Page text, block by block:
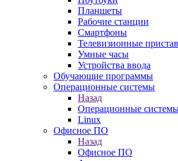
Планшеты
Рабочие станции
Смартфоны
Телевизионные
Умные часы
Устройства ввода
Обучающие программы
Операционные системы
Назад
Операционные
Linux
Офисное ПО
Назад
Офисное ПО